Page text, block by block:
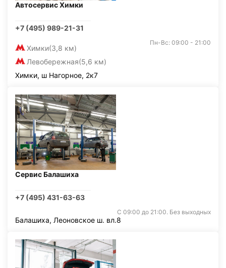
Автосервис Химки
+7 (495) 989-21-31
Химки(3,8 км)
Левобережная(5,6 км)
Пн-Вс: 09:00 - 21:00
Химки, ш Нагорное, 2к7
Сервис Балашиха
+7 (495) 431-63-63
С 09:00 до 21:00. Без выходных
Балашиха, Леоновское ш. вл.8